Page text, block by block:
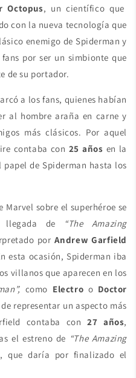
Octopus, un científico que
con la nueva tecnología que
enemigo de Spiderman y
por ser un simbionte que
de su portador.
a los fans, quienes habían
al hombre araña en carne y
más clásicos. Por aquel
contaba con 25 años en la
de Spiderman hasta los
sobre el superhéroe se
de “The Amazing
por Andrew Garfield
esta ocasión, Spiderman iba
villanos que aparecen en los
como Electro o Doctor
representar un aspecto más
contaba con 27 años,
el estreno de “The Amazing
daría por finalizado el